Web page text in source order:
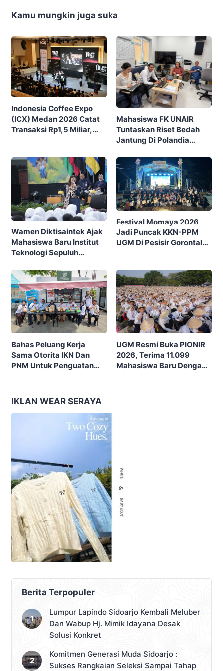
Kamu mungkin juga suka
Indonesia Coffee Expo
(ICX) Medan 2026 Catat
Transaksi Rp1,5 Miliar,
Mahasiswa FK UNAIR
Tuntaskan Riset Bedah
Jantung Di Polandia
SCORE
Wamen Diktisaintek Ajak
Mahasiswa Baru Institut
Teknologi Sepuluh
Kritis Hadapi Euforia AI
Festival Momaya 2026
Jadi Puncak KKN-PPM
UGM Di Pesisir Gorontalo,
Bahas Peluang Kerja
Sama Otorita IKN Dan
PNM Untuk Penguatan
UGM Resmi Buka PIONIR
2026, Terima 11.099
Mahasiswa Baru Dengan
IKLAN WEAR SERAYA
Berita Terpopuler
Lumpur Lapindo Sidoarjo Kembali Meluber
Dan Wabup Hj. Mimik Idayana Desak
Solusi Konkret
Komitmen Generasi Muda Sidoarjo :
Sukses Rangkaian Seleksi Sampai Tahap